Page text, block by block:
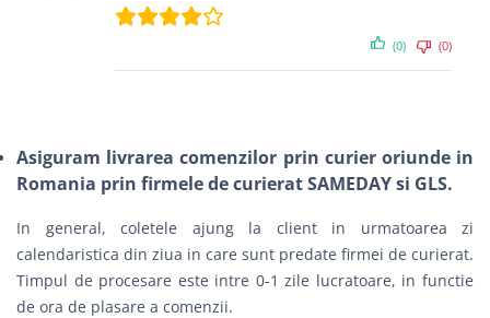
(0) (0)
Asiguram livrarea comenzilor prin curier oriunde in
Romania prin firmele de curierat SAMEDAY si GLS.
In general, coletele ajung la client in urmatoarea zi
calendaristica din ziua in care sunt predate firmei de curierat.
Timpul de procesare este intre 0-1 zile lucratoare, in functie
de ora de plasare a comenzii.